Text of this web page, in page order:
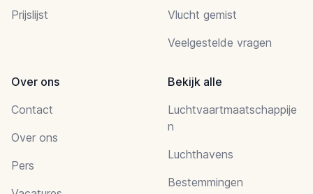
Prijslijst
Vlucht gemist
Veelgestelde vragen
Over ons
Contact
Over ons
Pers
Bekijk alle
Luchtvaartmaatschappije
n
Luchthavens
Bestemmingen